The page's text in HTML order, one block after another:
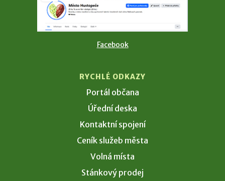
Facebook
RYCHLÉ ODKAZY
Portál občana
Úřední deska
Kontaktní spojení
Ceník služeb města
Volná místa
Stánkový prodej